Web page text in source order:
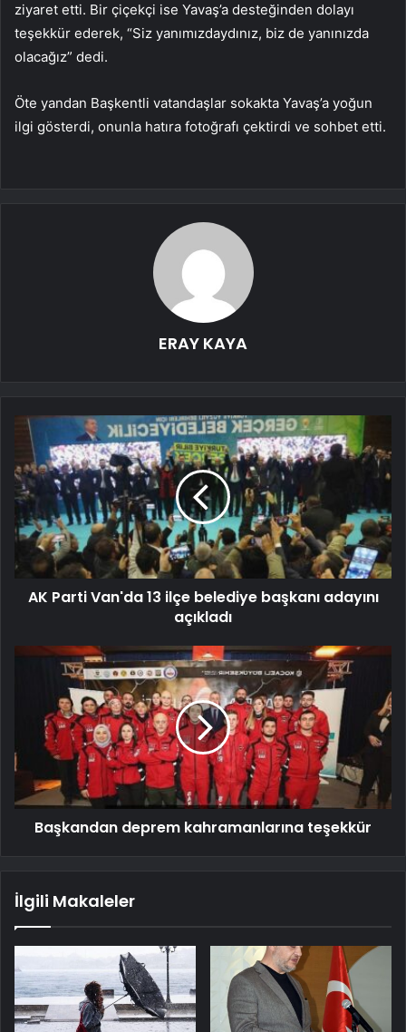
ziyaret etti. Bir çiçekçi ise Yavaş’a desteğinden dolayı
teşekkür ederek, “Siz yanımızdaydınız, biz de yanınızda
olacağız” dedi.
Öte yandan Başkentli vatandaşlar sokakta Yavaş’a yoğun
ilgi gösterdi, onunla hatıra fotoğrafı çektirdi ve sohbet etti.
ERAY KAYA
AK Parti Van'da 13 ilçe belediye başkanı adayını
açıkladı
Başkandan deprem kahramanlarına teşekkür
İlgili Makaleler